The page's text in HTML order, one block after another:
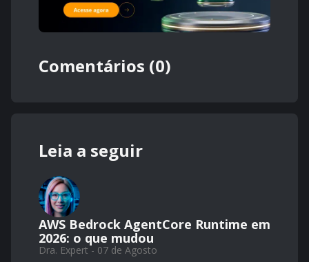
Comentários (0)
Leia a seguir
AWS Bedrock AgentCore Runtime em
2026: o que mudou
Dra. Expert - 07 de Agosto